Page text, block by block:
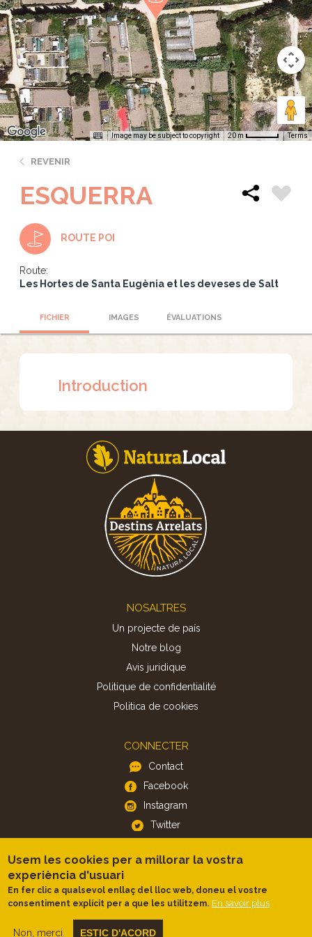
Image may be subject to copyright 20 m Terms
REVENIR
ESQUERRA
ROUTE POI
Route:
Les Hortes de Santa Eugènia et les deveses de Salt
FICHIER IMAGES ÉVALUATIONS
Introduction
NOSALTRES
Un projecte de país
Notre blog
Avis juridique
Politique de confidentialité
Politica de cookies
CONNECTER
Contact
Facebook
Instagram
Twitter
APP
iOS
Android
Usem les cookies per a millorar la vostra
experiència d'usuari
En fer clic a qualsevol enllaç del lloc web, doneu el vostre
consentiment explícit per a que les utilitzem. En savoir plus
Non, merci. ESTIC D'ACORD